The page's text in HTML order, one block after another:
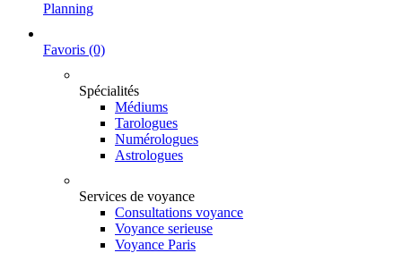
Planning
Favoris (0)
Spécialités
Médiums
Tarologues
Numérologues
Astrologues
Services de voyance
Consultations voyance
Voyance serieuse
Voyance Paris